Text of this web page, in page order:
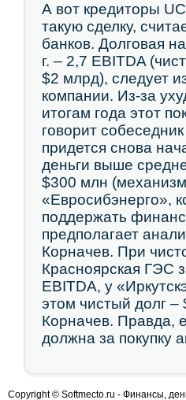
А вот кредиторы
такую сделку,
банков. Долговая
г. – 2,7 EBITDA
$2 млрд), следует
компании. Из-за
итогам года этот
говорит
придется снова
деньги выше
$300 млн
«Евросибэнерго»,
поддержать
предполагает
Корначев. При
Красноярская ГЭС
EBITDA, у
этом чистый долг –
Корначев. Правда,
должна за покупку
Copyright © Softmecto.ru - Финансы,